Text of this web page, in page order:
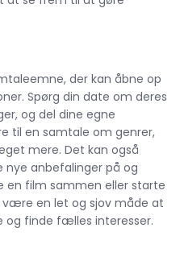
der kan åbne op
Spørg din date om deres
og del dine egne
til en samtale om genrer,
mere. Det kan også
anbefalinger på og
en film sammen eller starte
være en let og sjov måde at
finde fælles interesser.